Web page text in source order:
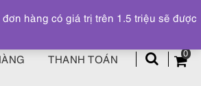
0
THANH TOÁN
hàng có giá trị trên 1.5 triệu sẽ được